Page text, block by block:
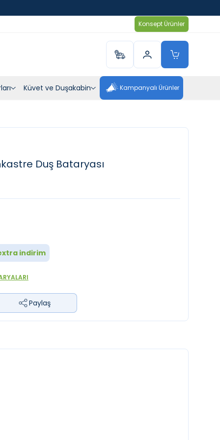
Konsept Ürünler
Küvet ve Duşakabin Kampanyalı Ürünler
Duş Bataryası
indirim
Paylaş